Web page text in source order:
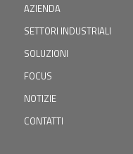
AZIENDA
SETTORI INDUSTRIALI
SOLUZIONI
FOCUS
NOTIZIE
CONTATTI